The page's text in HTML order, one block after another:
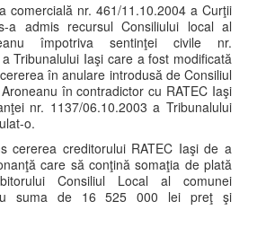
comercială nr. 461/11.10.2004 a Curţii
a admis recursul Consiliului local al
împotriva sentinţei civile nr.
Tribunalului Iaşi care a fost modificată
în anulare introdusă de Consiliul
în contradictor cu RATEC Iaşi
nr. 1137/06.10.2003 a Tribunalului
o.
cererea creditorului RATEC Iaşi de a
care să conţină somaţia de plată
Consiliul Local al comunei
suma de 16 525 000 lei preţ şi